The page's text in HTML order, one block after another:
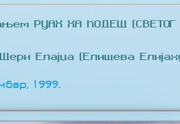
РУАХ ХА КОДЕШ
Елајџа (Елишева
1999.